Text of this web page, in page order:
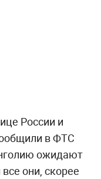
России и
в ФТС
ожидают
они, скорее